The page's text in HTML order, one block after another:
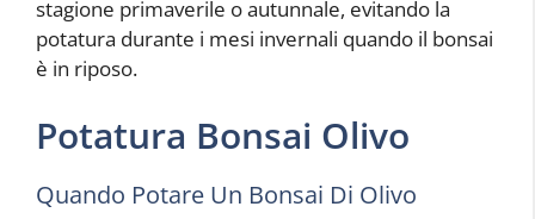
stagione primaverile o autunnale, evitando la
potatura durante i mesi invernali quando il bonsai
è in riposo.
Potatura Bonsai Olivo
Quando Potare Un Bonsai Di Olivo